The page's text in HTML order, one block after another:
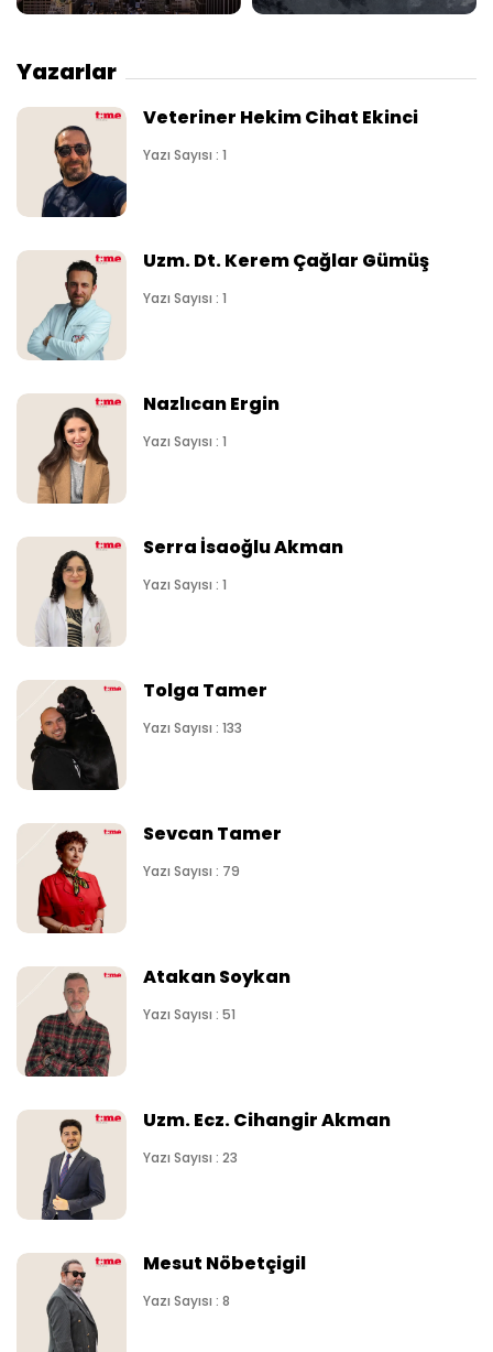
Yazarlar
Veteriner Hekim Cihat Ekinci
Yazı Sayısı : 1
Uzm. Dt. Kerem Çağlar Gümüş
Yazı Sayısı : 1
Nazlıcan Ergin
Yazı Sayısı : 1
Serra İsaoğlu Akman
Yazı Sayısı : 1
Tolga Tamer
Yazı Sayısı : 133
Sevcan Tamer
Yazı Sayısı : 79
Atakan Soykan
Yazı Sayısı : 51
Uzm. Ecz. Cihangir Akman
Yazı Sayısı : 23
Mesut Nöbetçigil
Yazı Sayısı : 8